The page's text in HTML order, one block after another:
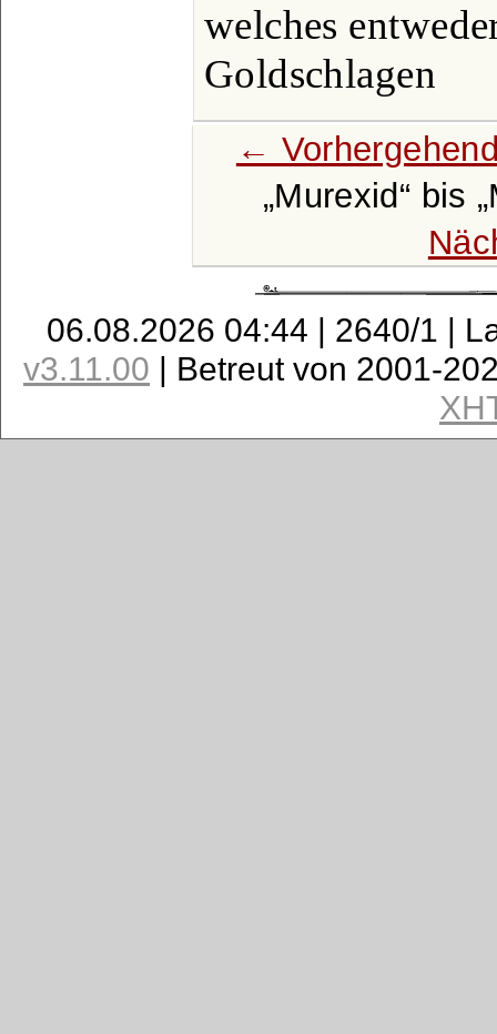
welches
Goldschlagen
←
Murexid
bis
06.08.2026 04:44 | 2640/1 |
v3.11.00 | Betreut von 2001-